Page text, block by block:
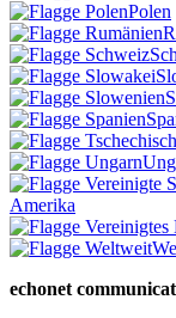
Polen
Amerika
echonet